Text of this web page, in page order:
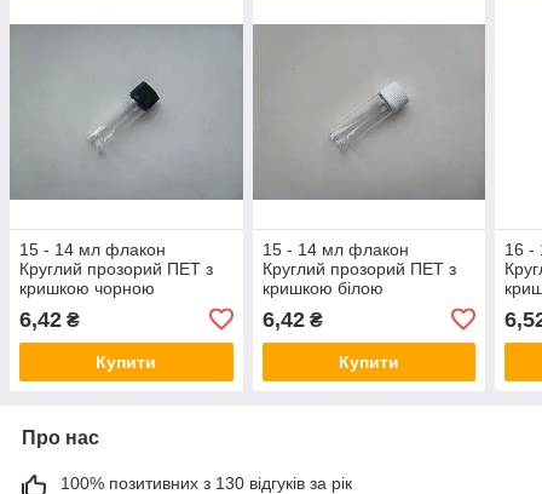
15 - 14 мл флакон
Круглий прозорий ПЕТ з
кришкою чорною
ребристою, пластиковий,
пластмасовий з
закруткою, ковпачком
6,42 ₴
Купити
15 - 14 мл флакон
Круглий прозорий ПЕТ з
кришкою білою
ребристою, пластиковий,
пластмасовий з
закруткою, ковпачком
6,42₴
Купити
16 -
Про нас
100% позитивних з 130 відгуків за рік